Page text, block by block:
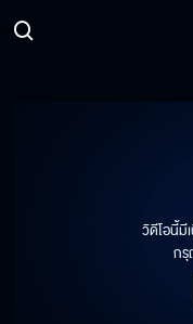
วิดีโอนี้มี
กรุ